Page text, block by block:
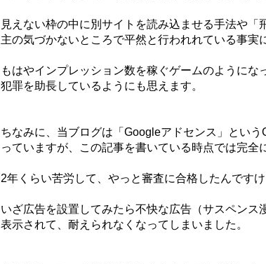
見えない枠の中に別サイトを読み込ませる手法や
主の気づかないところで平然と行われれている事実
もはやインプレッション数を稼ぐゲームのように
犯罪を助長しているようにも思えます。
ちなみに、当ブログは「Googleアドセンス」とい
っていますが、この記事を書いている時点では完全
2年くらい苦労して、やっと審査に合格したんです
いざ広告を設置してみたら不快な広告（サスペンス
表示されて、耐えられなくなってしまいました。